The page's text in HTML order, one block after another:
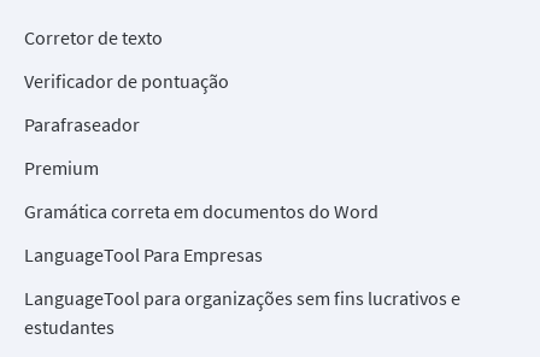
Corretor de texto
Verificador de pontuação
Parafraseador
Premium
Gramática correta em documentos do Word
LanguageTool Para Empresas
LanguageTool para organizações sem fins lucrativos e
estudantes